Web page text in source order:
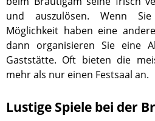
und auszulösen. Wenn
Möglichkeit haben eine
dann organisieren Sie eine
Gaststätte. Oft bieten die
mehr als nur einen Festsaal an.
Lustige Spiele bei der